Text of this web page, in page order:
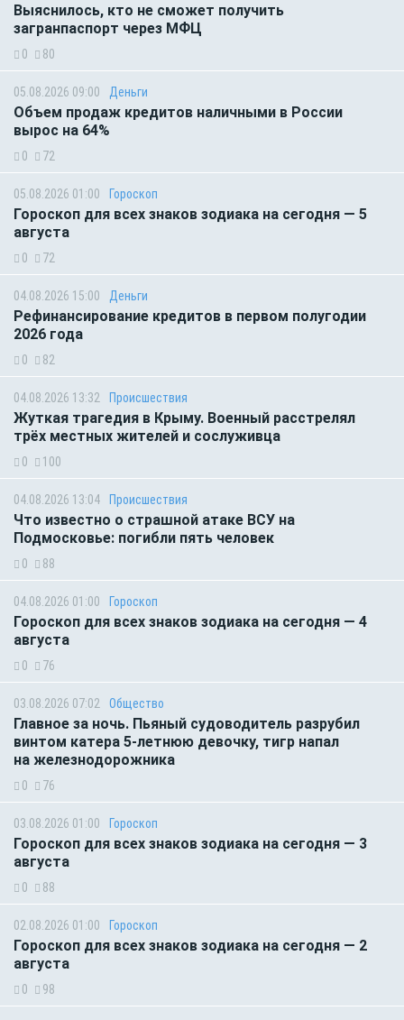
Выяснилось, кто не сможет получить
загранпаспорт через МФЦ
0 80
05.08.2026 09:00 Деньги
Объем продаж кредитов наличными в России
вырос на 64%
0 72
05.08.2026 01:00 Гороскоп
Гороскоп для всех знаков зодиака на сегодня — 5
августа
0 72
04.08.2026 15:00 Деньги
Рефинансирование кредитов в первом полугодии
2026 года
0 82
04.08.2026 13:32 Происшествия
Жуткая трагедия в Крыму. Военный расстрелял
трёх местных жителей и сослуживца
0 100
04.08.2026 13:04 Происшествия
Что известно о страшной атаке ВСУ на
Подмосковье: погибли пять человек
0 88
04.08.2026 01:00 Гороскоп
Гороскоп для всех знаков зодиака на сегодня — 4
августа
0 76
03.08.2026 07:02 Общество
Главное за ночь. Пьяный судоводитель разрубил
винтом катера 5-летнюю девочку, тигр напал
на железнодорожника
0 76
03.08.2026 01:00 Гороскоп
Гороскоп для всех знаков зодиака на сегодня — 3
августа
0 88
02.08.2026 01:00 Гороскоп
Гороскоп для всех знаков зодиака на сегодня — 2
августа
0 98